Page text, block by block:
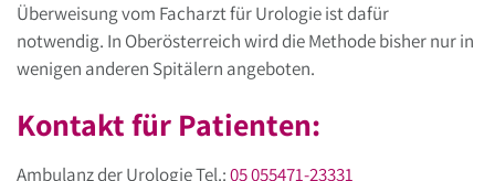
Überweisung vom Facharzt für Urologie ist dafür
notwendig. In Oberösterreich wird die Methode bisher nur in
wenigen anderen Spitälern angeboten.
Kontakt für Patienten:
Ambulanz der Urologie Tel.:05 055471-23331